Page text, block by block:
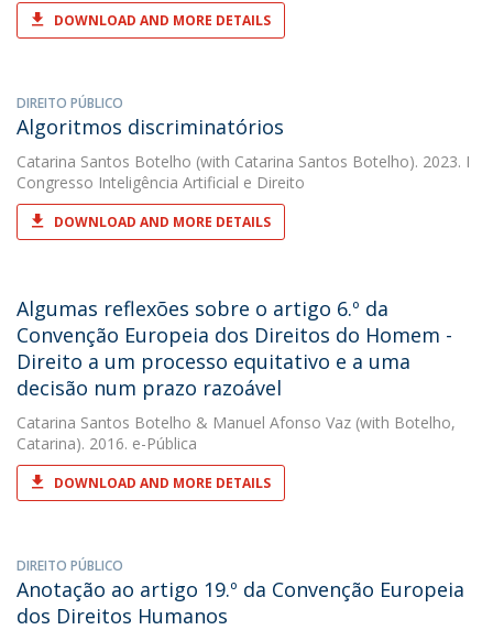
DOWNLOAD AND MORE DETAILS
DIREITO PÚBLICO
Algoritmos discriminatórios
Catarina Santos Botelho (with Catarina Santos Botelho). 2023. I
Congresso Inteligência Artificial e Direito
DOWNLOAD AND MORE DETAILS
Algumas reflexões sobre o artigo 6.º da
Convenção Europeia dos Direitos do Homem -
Direito a um processo equitativo e a uma
decisão num prazo razoável
Catarina Santos Botelho & Manuel Afonso Vaz (with Botelho,
Catarina). 2016. e-Pública
DOWNLOAD AND MORE DETAILS
DIREITO PÚBLICO
Anotação ao artigo 19.º da Convenção Europeia
dos Direitos Humanos